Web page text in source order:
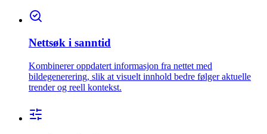
Nettsøk i sanntid
Kombinerer oppdatert informasjon fra nettet med
bildegenerering, slik at visuelt innhold bedre følger aktuelle
trender og reell kontekst.